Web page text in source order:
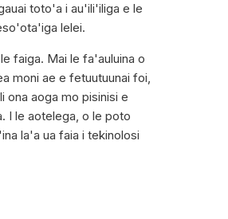
toto'a i au'ili'iliga e le
lelei.
faiga. Mai le fa'auluina o
moni ae e fetuutuunai foi,
ona aoga mo pisinisi e
I le aotelega, o le poto
la'a ua faia i tekinolosi